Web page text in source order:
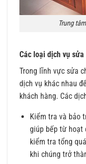
Trung
Các loại dịch vụ
Trong lĩnh vực sửa
dịch vụ khác nhau
khách hàng. Các
Kiểm tra và bảo
giúp bếp từ hoạt
kiểm tra tổng
khi chúng trở